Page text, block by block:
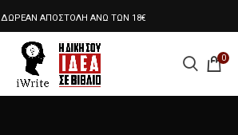
ΔΩΡΕΑΝ ΑΠΟΣΤΟΛΗ ΑΝΩ ΤΩΝ 18€
0